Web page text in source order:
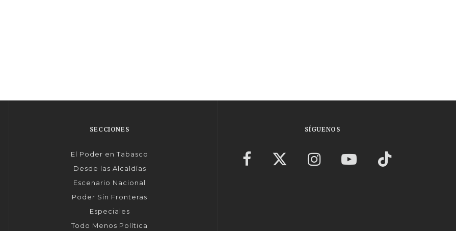
SECCIONES
El Poder en Tabasco
Desde las Alcaldías
Escenario Nacional
Poder Sin Fronteras
Especiales
Todo Menos Política
SÍGUENOS